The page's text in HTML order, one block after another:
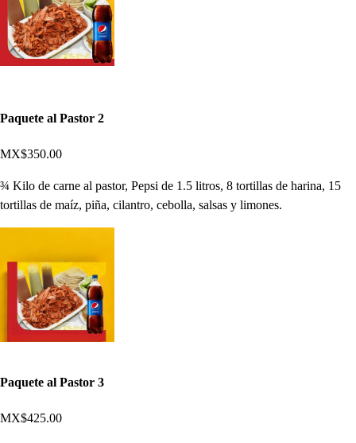
Paquete al Pastor 2
MX$350.00
¾ Kilo de carne al pastor, Pepsi de 1.5 litros, 8 tortillas de harina, 15
tortillas de maíz, piña, cilantro, cebolla, salsas y limones.
Paquete al Pastor 3
MX$425.00